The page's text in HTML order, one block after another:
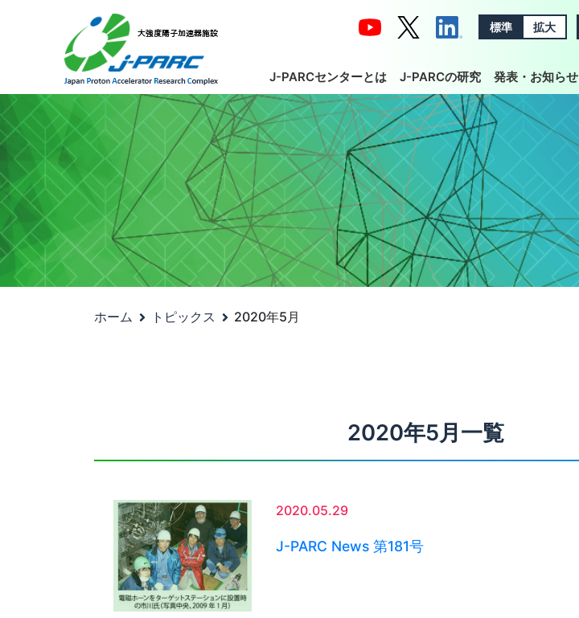
標準 拡大
J-PARCセンターとは J-PARCの研究 発表・お知らせ
ホーム トピックス 2020年5月
2020年5月一覧
2020.05.29
J-PARC News 第181号